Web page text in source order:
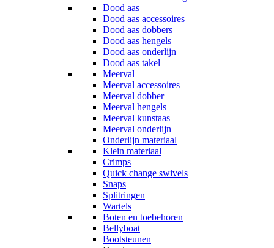
Dood aas
Dood aas accessoires
Dood aas dobbers
Dood aas hengels
Dood aas onderlijn
Dood aas takel
Meerval
Meerval accessoires
Meerval dobber
Meerval hengels
Meerval kunstaas
Meerval onderlijn
Onderlijn materiaal
Klein materiaal
Crimps
Quick change swivels
Snaps
Splitringen
Wartels
Boten en toebehoren
Bellyboat
Bootsteunen